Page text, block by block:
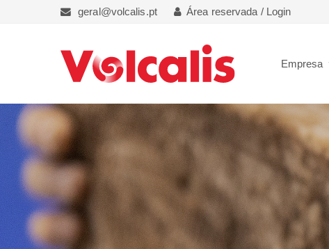
geral@volcalis.pt Área reservada / Login
Empresa